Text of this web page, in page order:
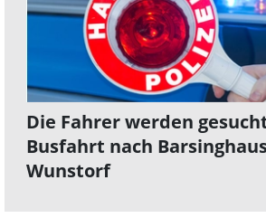
Die Fahrer werden
Busfahrt nach
Wunstorf